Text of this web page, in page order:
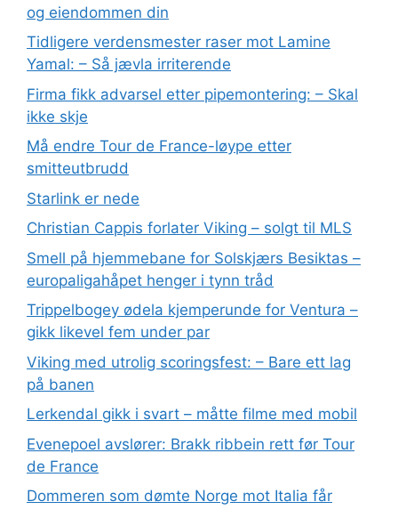
og eiendommen din
Tidligere verdensmester raser mot Lamine
Yamal: – Så jævla irriterende
Firma fikk advarsel etter pipemontering: – Skal
ikke skje
Må endre Tour de France-løype etter
smitteutbrudd
Starlink er nede
Christian Cappis forlater Viking – solgt til MLS
Smell på hjemmebane for Solskjærs Besiktas –
europaligahåpet henger i tynn tråd
Trippelbogey ødela kjemperunde for Ventura –
gikk likevel fem under par
Viking med utrolig scoringsfest: – Bare ett lag
på banen
Lerkendal gikk i svart – måtte filme med mobil
Evenepoel avslører: Brakk ribbein rett før Tour
de France
Dommeren som dømte Norge mot Italia får